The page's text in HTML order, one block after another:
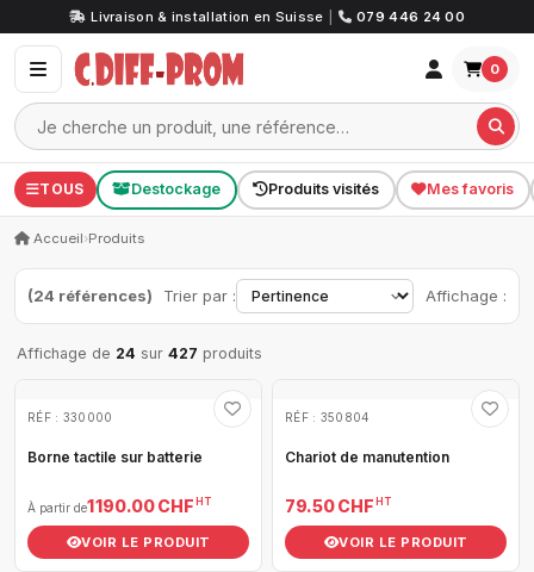
Livraison & installation en Suisse 079 446 24 00
0
TOUS Destockage Produits visités Mes favoris
Accueil›Produits
(24 références) Trier par : Affichage :
Affichage de 24 sur 427 produits
RÉF : 330000
Borne tactile sur batterie
À partir de1 190.00 CHF HT
VOIR LE PRODUIT
RÉF : 350804
Chariot de manutention
79.50 CHF HT
VOIR LE PRODUIT